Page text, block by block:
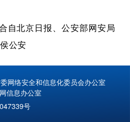
自北京日报、公安部网安局
公安
网络安全和信息化委员会办公室
息办公室
号